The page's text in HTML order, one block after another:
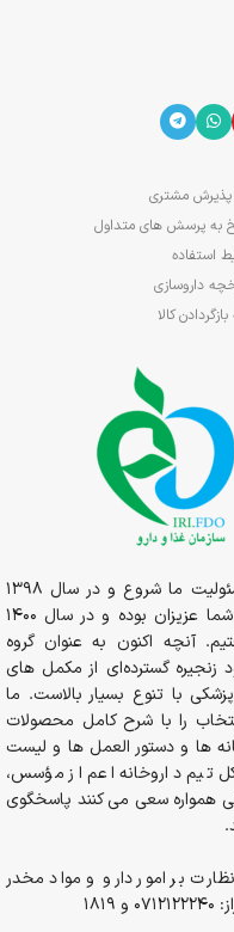
پذیرش مشتری
به پرسش های متداول
استفاده
داروسازی
کالا
از سال 1394در قالب داروخانه حضوری مسئولیت ما شروع و در سال 1398
داروخانه به صورت شبانه روزی در خدمت شما عزیزان بوده و در سال 1400
آنچه اکنون به عنوان گروه
زنجیره گسترده‌ای از مکمل های
با تنوع بسیار بالاست. ما
را با شرح کامل محصولات
ها و دستور العمل ها و لیست
تیم داروخانه اعم از مؤسس،
همواره سعی می کنند پاسخگوی
بر امور دارو و مواد مخدر